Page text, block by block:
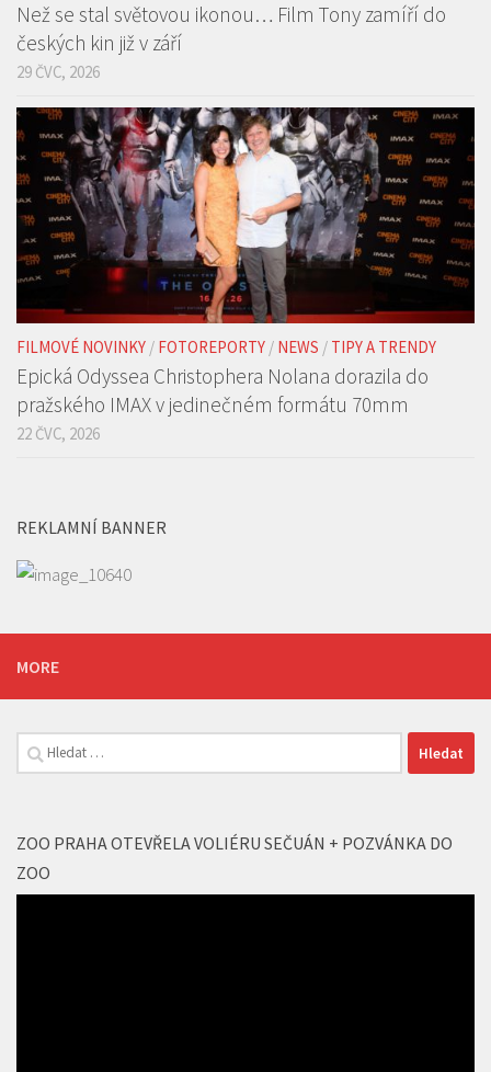
Než se stal světovou ikonou… Film Tony zamíří do
českých kin již v září
29 ČVC, 2026
FILMOVÉ NOVINKY / FOTOREPORTY / NEWS / TIPY A TRENDY
Epická Odyssea Christophera Nolana dorazila do
pražského IMAX v jedinečném formátu 70mm
22 ČVC, 2026
REKLAMNÍ BANNER
MORE
Vyhledávání
ZOO PRAHA OTEVŘELA VOLIÉRU SEČUÁN + POZVÁNKA DO
ZOO